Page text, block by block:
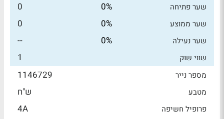
שער פתיחה 0%
0
שער ממוצע 0%
0
שער נעילה 0%
--
שווי שוק 1
מספר נייר 1146729
מטבע ש"ח
פרופיל חשיפה 4A